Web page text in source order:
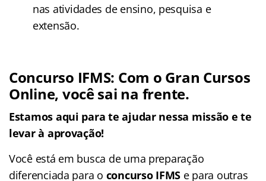
nas atividades de ensino, pesquisa e
extensão.
Concurso IFMS: Com o Gran Cursos
Online, você sai na frente.
Estamos aqui para te ajudar nessa missão e te
levar à aprovação!
Você está em busca de uma preparação
diferenciada para o concurso IFMS epara outras